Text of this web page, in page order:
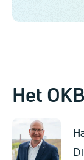
Het